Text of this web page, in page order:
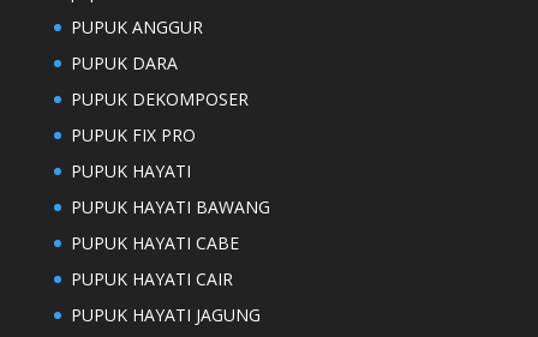
PUPUK ANGGUR
PUPUK DARA
PUPUK DEKOMPOSER
PUPUK FIX PRO
PUPUK HAYATI
PUPUK HAYATI BAWANG
PUPUK HAYATI CABE
PUPUK HAYATI CAIR
PUPUK HAYATI JAGUNG